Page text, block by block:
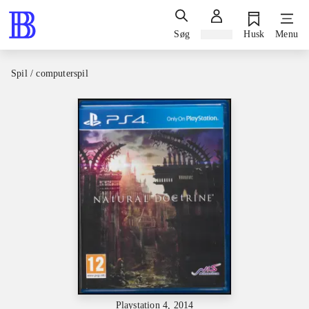
Søg Husk Menu
Spil / computerspil
Playstation 4, 2014